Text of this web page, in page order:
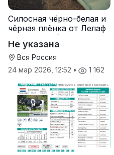
Силосная чёрно-белая и
чёрная плёнка от Лелаф
для траншей и ям
силоса/сенажа
Не указана
Вся Россия
24 мар 2026, 12:52 • 1 162